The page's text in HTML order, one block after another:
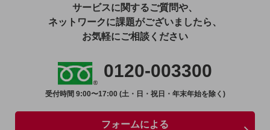
生成AI(Generative AI)
地域の取り組み
地域社会を支える皆さまと地域課題の解決や
自治体・地域社会との共創
LGPF(Local Government Platform)
サービスに関するご質問や、
ネットワークに課題がございましたら、
お気軽にご相談ください
0120-003300
受付時間 9:00〜17:00 (土・日・祝日・年末年始を除く)
フォームによる